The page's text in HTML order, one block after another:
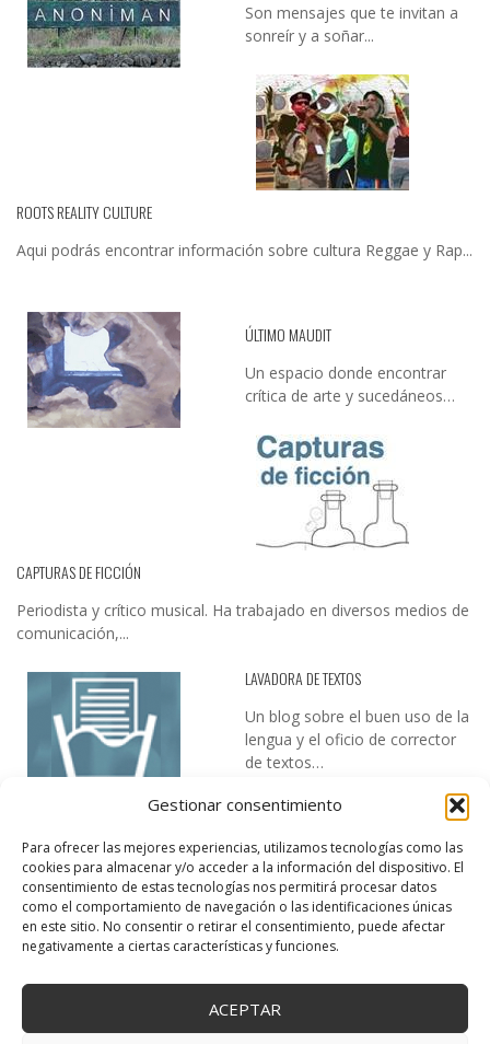
Gestionar consentimiento
Para ofrecer las mejores experiencias, utilizamos tecnologías como las
cookies para almacenar y/o acceder a la información del dispositivo. El
consentimiento de estas tecnologías nos permitirá procesar datos
como el comportamiento de navegación o las identificaciones únicas
en este sitio. No consentir o retirar el consentimiento, puede afectar
negativamente a ciertas características y funciones.
ACEPTAR
Son mensajes que te invitan a
sonreír y a soñar...
ROOTS REALITY CULTURE
Aqui podrás encontrar información sobre cultura Reggae y Rap...
ÚLTIMO MAUDIT
Un espacio donde encontrar
crítica de arte y sucedáneos…
CAPTURAS DE FICCIÓN
Periodista y crítico musical. Ha trabajado en diversos medios de
comunicación,...
LAVADORA DE TEXTOS
Un blog sobre el buen uso de la
lengua y el oficio de corrector
de textos…
DESIREE MARTÍN